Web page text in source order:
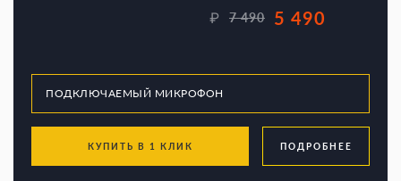
₽ 7 490 5 490
КУПИТЬ В 1 КЛИК ПОДРОБНЕЕ